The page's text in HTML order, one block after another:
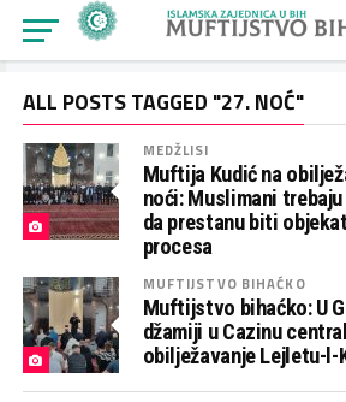
ALL POSTS TAGGED "27. NOĆ"
MEDŽLISI
Muftija Kudić na
noći: Muslimani
da prestanu biti
procesa
MUFTIJSTVO BIHAĆKO
Muftijstvo bihaćko: U
džamiji u Cazinu
obilježavanje Lejletu-l-